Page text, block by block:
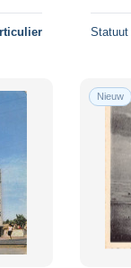
Statuut
Nieuw